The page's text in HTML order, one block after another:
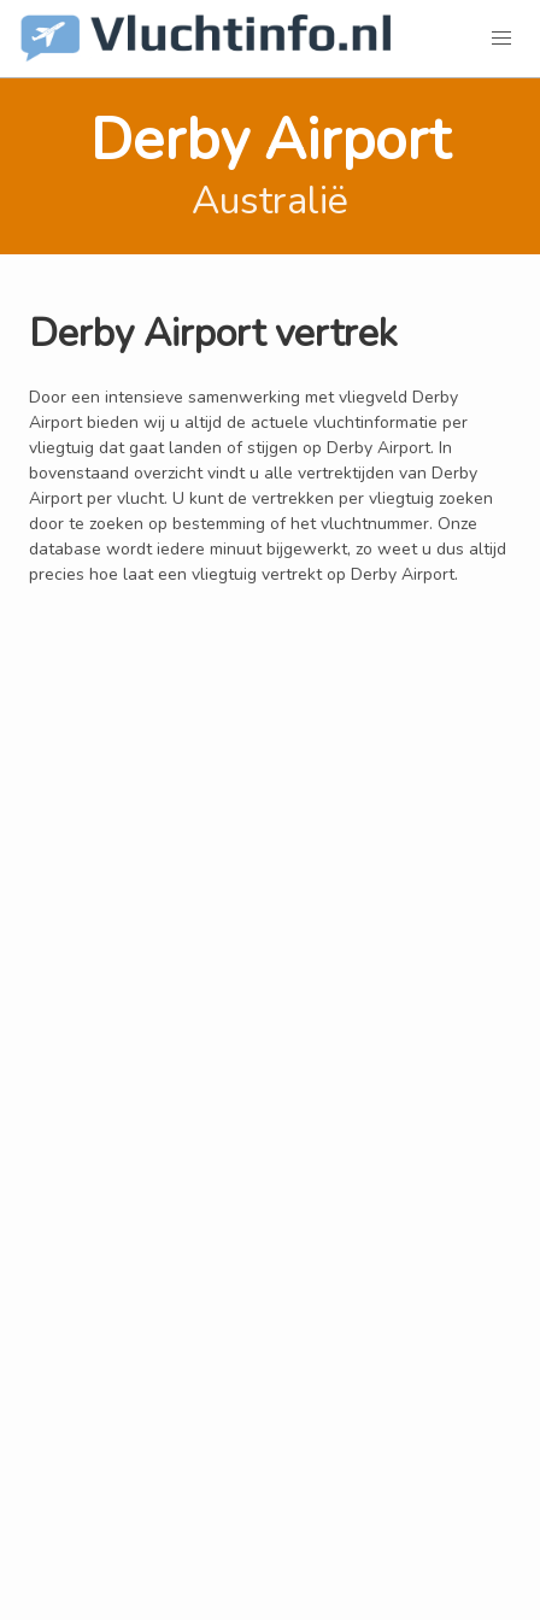
Derby Airport
Australië
Derby Airport vertrek
Door een intensieve samenwerking met vliegveld Derby
Airport bieden wij u altijd de actuele vluchtinformatie per
vliegtuig dat gaat landen of stijgen op Derby Airport. In
bovenstaand overzicht vindt u alle vertrektijden van Derby
Airport per vlucht. U kunt de vertrekken per vliegtuig zoeken
door te zoeken op bestemming of het vluchtnummer. Onze
database wordt iedere minuut bijgewerkt, zo weet u dus altijd
precies hoe laat een vliegtuig vertrekt op Derby Airport.